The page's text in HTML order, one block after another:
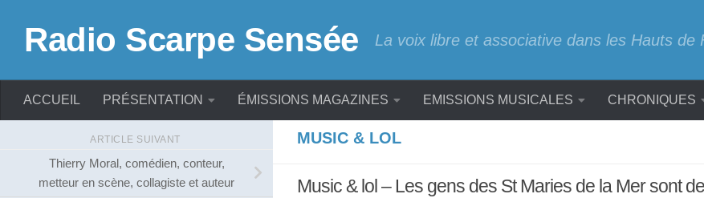
Radio Scarpe Sensée La voix libre et associative dans les Hauts de
ACCUEIL PRÉSENTATION ÉMISSIONS MAGAZINES EMISSIONS MUSICALES CHRONIQUES
MUSIC & LOL
Music & lol – Les gens des St Maries de la Mer sont
ARTICLE SUIVANT
Thierry Moral, comédien, conteur,
metteur en scène, collagiste et auteur